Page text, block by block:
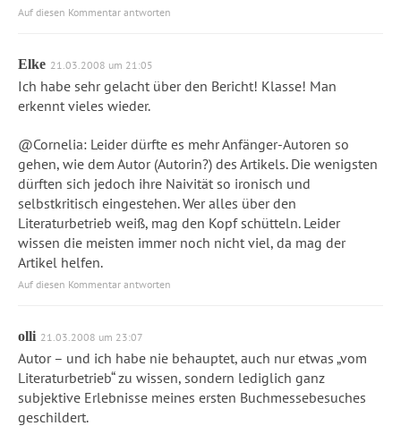
Auf diesen Kommentar antworten
Elke 21.03.2008 um 21:05
Ich habe sehr gelacht über den Bericht! Klasse! Man
erkennt vieles wieder.
@Cornelia: Leider dürfte es mehr Anfänger-Autoren so
gehen, wie dem Autor (Autorin?) des Artikels. Die wenigsten
dürften sich jedoch ihre Naivität so ironisch und
selbstkritisch eingestehen. Wer alles über den
Literaturbetrieb weiß, mag den Kopf schütteln. Leider
wissen die meisten immer noch nicht viel, da mag der
Artikel helfen.
Auf diesen Kommentar antworten
olli 21.03.2008 um 23:07
Autor – und ich habe nie behauptet, auch nur etwas „vom
Literaturbetrieb“ zu wissen, sondern lediglich ganz
subjektive Erlebnisse meines ersten Buchmessebesuches
geschildert.